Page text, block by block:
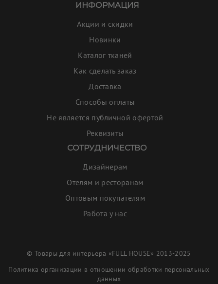
ИНФОРМАЦИЯ
Акции и скидки
Новинки
Каталог тканей
Как сделать заказ
Доставка
Способы оплаты
Не является публичной офертой
Реквизиты
СОТРУДНИЧЕСТВО
Дизайнерам
Отелям и ресторанам
Оптовым покупателям
Работа у нас
© Товары для интерьера «FULL HOUSE» 2013-2025
Политика организации в отношении обработки персональных
данных